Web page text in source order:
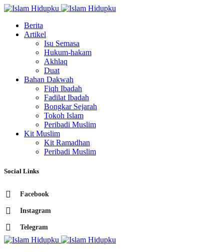
Berita
Artikel
Isu Semasa
Hukum-hakam
Akhlaq
Duat
Bahan Dakwah
Fiqh Ibadah
Fadilat Ibadah
Bongkar Sejarah
Tokoh Islam
Peribadi Muslim
Kit Muslim
Kit Ramadhan
Peribadi Muslim
Social Links
Facebook
Instagram
Telegram